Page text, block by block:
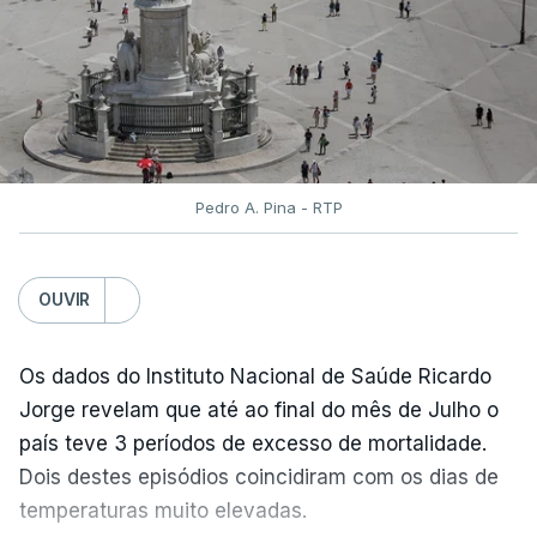
assegurou que as pautas serão afixadas durante a
tarde.
A tutela justificou a demora no processo de
reapreciações com o "elevado número de
pedidos", que este ano ultrapassou os 20 mil,
Após a publicação desses resultados, os alunos
terão três dias para submeter a candidatura à 1.ª
caso só então reúnam as condições para
concorrer, ou alterar a candidatura já submetida.
Pela primeira vez este ano, os exames nacionais
do ensino secundário foram avaliados em formato
Pedro A. Pina - RTP
OUVIR
Os dados do Instituto Nacional de Saúde Ricardo
Jorge revelam que até ao final do mês de Julho o
país teve 3 períodos de excesso de mortalidade.
Dois destes episódios coincidiram com os dias de
temperaturas muito elevadas.